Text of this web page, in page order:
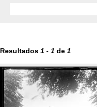
Resultados 1 - 1 de 1